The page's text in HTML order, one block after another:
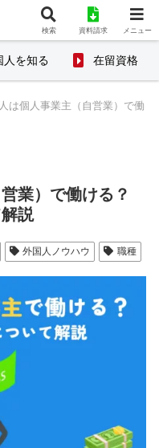
人を知る 在留資格
は個人事業主（自営業）で働
業）で働ける？
説
外国人ノウハウ 職種
検索 資料請求 メニュー